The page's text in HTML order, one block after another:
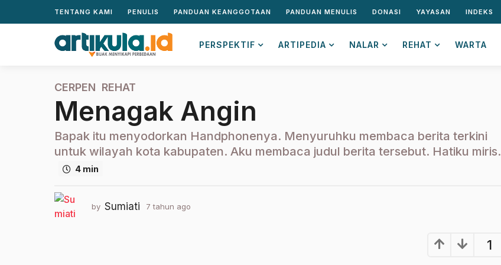
TENTANG KAMI PENULIS PANDUAN KEANGGOTAAN PANDUAN MENULIS DONASI YAYASAN INDEKS
PERSPEKTIF ARTIPEDIA NALAR REHAT WARTA
7
t
h
n
o
2
CERPEN ,REHAT
Menagak Angin
Bapak itu menyodorkan Handphonenya. Menyuruhku membaca berita terkini
untuk wilayah kota kabupaten. Aku membaca judul berita tersebut. Hatiku miris.
4 min
by Sumiati 7 tahun ago
1